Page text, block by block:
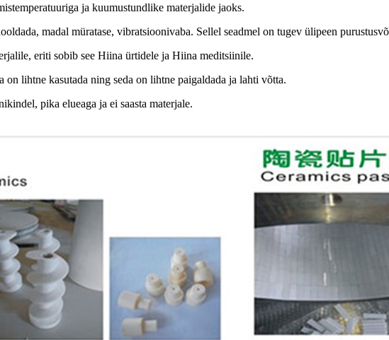
ja kuumustundlike materjalide jaoks.
madal müratase, vibratsioonivaba. Sellel seadmel on tugev ülipeen
eriti sobib see Hiina ürtidele ja Hiina meditsiinile.
on lihtne kasutada ning seda on lihtne paigaldada ja lahti võtta.
pika elueaga ja ei saasta materjale.